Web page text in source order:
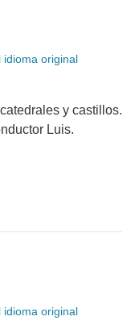
idioma original
y castillos.
Luis.
idioma original